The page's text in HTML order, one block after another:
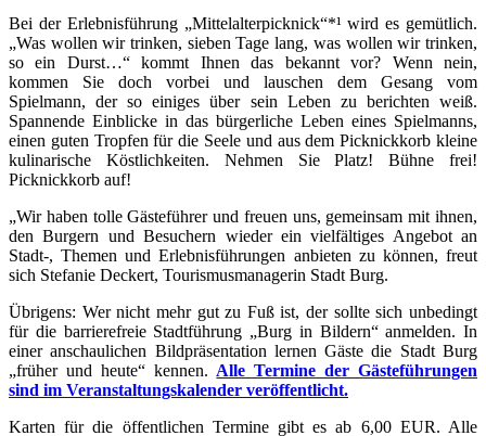
Bei der Erlebnisführung „Mittelalterpicknick“*¹ wird es gemütlich.
„Was wollen wir trinken, sieben Tage lang, was wollen wir trinken,
so ein Durst…“ kommt Ihnen das bekannt vor? Wenn nein,
kommen Sie doch vorbei und lauschen dem Gesang vom
Spielmann, der so einiges über sein Leben zu berichten weiß.
Spannende Einblicke in das bürgerliche Leben eines Spielmanns,
einen guten Tropfen für die Seele und aus dem Picknickkorb kleine
kulinarische Köstlichkeiten. Nehmen Sie Platz! Bühne frei!
Picknickkorb auf!
„Wir haben tolle Gästeführer und freuen uns, gemeinsam mit ihnen,
den Burgern und Besuchern wieder ein vielfältiges Angebot an
Stadt-, Themen und Erlebnisführungen anbieten zu können, freut
sich Stefanie Deckert, Tourismusmanagerin Stadt Burg.
Übrigens: Wer nicht mehr gut zu Fuß ist, der sollte sich unbedingt
für die barrierefreie Stadtführung „Burg in Bildern“ anmelden. In
einer anschaulichen Bildpräsentation lernen Gäste die Stadt Burg
„früher und heute“ kennen. Alle Termine der Gästeführungen
sind im Veranstaltungskalender veröffentlicht.
Karten für die öffentlichen Termine gibt es ab 6,00 EUR. Alle